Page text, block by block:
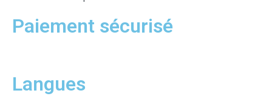
Paiement sécurisé
Langues